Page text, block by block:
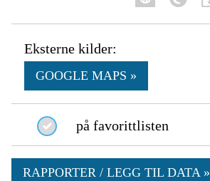
Eksterne kilder:
GOOGLE MAPS »
på favorittlisten
RAPPORTER / LEGG TIL DATA »